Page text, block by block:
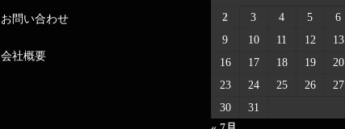
お問い合わせ
会社概要
2
3 4 5 6
9
10 11 12 13
16
17 18 19 20
23
24 25 26 27
30
31